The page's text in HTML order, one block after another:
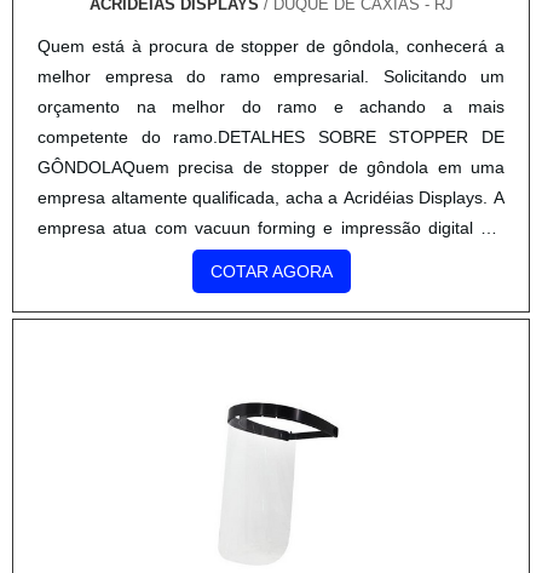
tem feito a diferença no mercado pela idoneidade em tudo
que faz onde garantem uma entrega de excelência de ponta
a ponta.
ACRIDEIAS DISPLAYS / DUQUE DE CAXIAS - RJ
Quem está à procura de stopper de gôndola, conhecerá a
melhor empresa do ramo empresarial. Solicitando um
orçamento na melhor do ramo e achando a mais
competente do ramo.DETALHES SOBRE STOPPER DE
GÔNDOLAQuem precisa de stopper de gôndola em uma
empresa altamente qualificada, acha a Acridéias Displays. A
empresa atua com vacuun forming e impressão digital em
rótulos, disponibilizando tudo que há de mais atual para
garantir a qualidade final para cada cliente.Ainda focando na
qualidade em stopper de gôndola, deve-se ter a exatidão
que passam despercebidos e podem gerar prejuízo futuros
para os clientes.É importante lembrar que o produto deve
e durabilidade dos materiais, além de evitar prejuízos com
substituições frequentes de produtos que não cumprem com
COTAR AGORA